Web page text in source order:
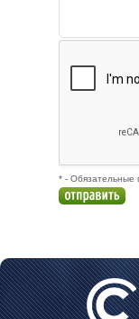
* - Обязательные